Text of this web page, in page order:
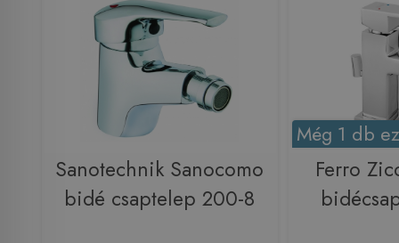
Sanotechnik Sanocomo
bidé csaptelep 200-8
Még 1 db
Ferro